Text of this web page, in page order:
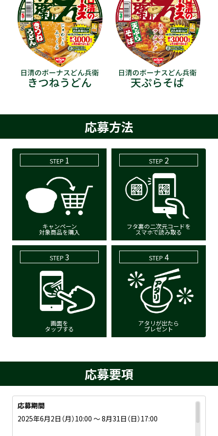
応募方法
STEP 1
キャンペーン
対象商品を購入
STEP 2
フタ裏の二次元コードを
スマホで読み取る
STEP 3
画面を
タップする
STEP 4
アタリが出たら
プレゼント
応募要項
応募期間
2025年6月2日（月）10:00 ～ 8月31日（日）17:00